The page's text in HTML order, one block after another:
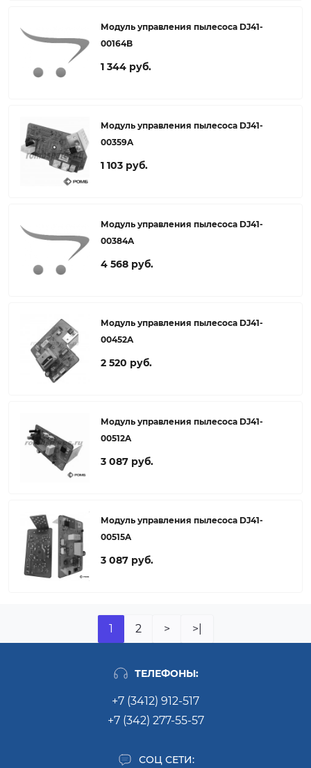
Модуль управления пылесоса DJ41-
00164B
1 344 руб.
Модуль управления пылесоса DJ41-
00359A
1 103 руб.
Модуль управления пылесоса DJ41-
00384A
4 568 руб.
Модуль управления пылесоса DJ41-
00452A
2 520 руб.
Модуль управления пылесоса DJ41-
00512A
3 087 руб.
Модуль управления пылесоса DJ41-
00515A
3 087 руб.
1 2 > >|
ТЕЛЕФОНЫ:
+7 (3412) 912-517
+7 (342) 277-55-57
СОЦ СЕТИ: